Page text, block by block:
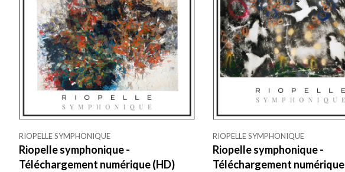
RIOPELLE SYMPHONIQUE
Riopelle symphonique -
Téléchargement numérique (HD)
RIOPELLE SYMPHONIQUE
Riopelle symphonique -
Téléchargement numérique